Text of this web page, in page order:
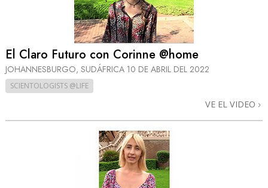
El Claro Futuro con Corinne @home
JOHANNESBURGO, SUDÁFRICA 10 DE ABRIL DEL 2022
SCIENTOLOGISTS @LIFE
VE EL VIDEO